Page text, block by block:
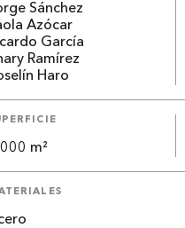
Sánchez
Azócar
García
Ramírez
Haro
m²